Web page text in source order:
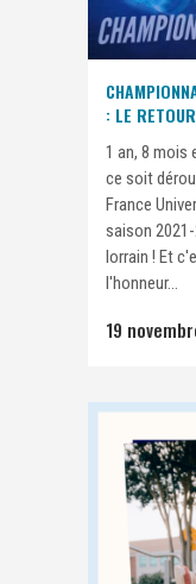
: LE
1 an, 8 mois
ce soit
France
saison
lorrain ! Et
l'honneur...
19